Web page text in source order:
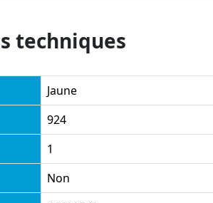
techniques
Jaune
924
1
Non